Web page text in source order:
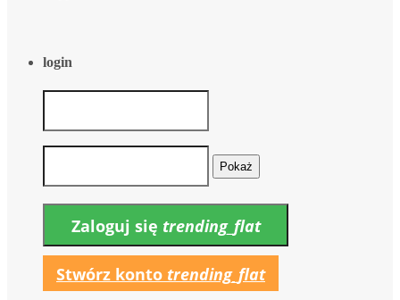
login
Pokaż
Zaloguj się trending_flat
Stwórz konto trending_flat